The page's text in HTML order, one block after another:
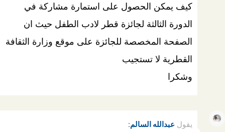
كيف يمكن الحصول على استمارة مشاركة في
الدورة الثالثة لجائزة قطر لادب الطفل حيث ان
الصفحة المخصصة للجائزة على موقع وزارة الثقافة
القطرية لا تستجيب
وشكرا
يقول عبدالله السالم: